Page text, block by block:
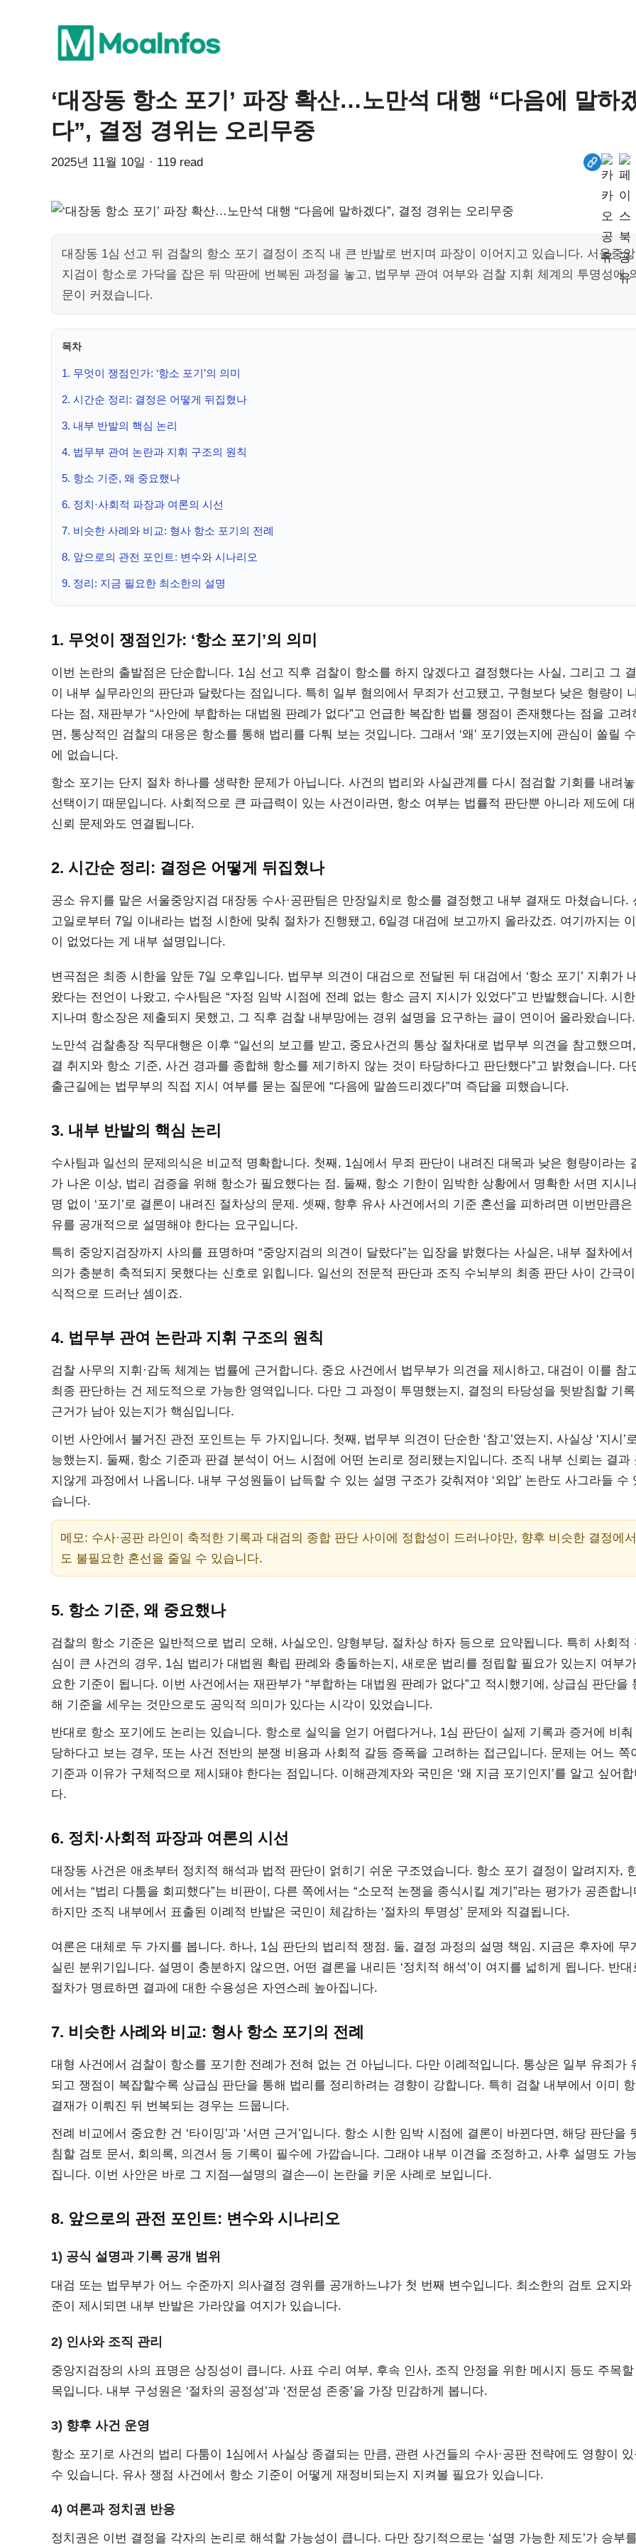
‘대장동 항소 포기’ 파장 확산…노만석 대행 “다음에 말하
다”, 결정 경위는 오리무중
2025년 11월 10일 · 119 read
대장동 1심 선고 뒤 검찰의 항소 포기 결정이 조직 내 큰 반발로 번지며 파장이 이어지고 있습니다. 서울중앙
지검이 항소로 가닥을 잡은 뒤 막판에 번복된 과정을 놓고, 법무부 관여 여부와 검찰 지휘 체계의 투명성에
문이 커졌습니다.
목차
1. 무엇이 쟁점인가: ‘항소 포기’의 의미
2. 시간순 정리: 결정은 어떻게 뒤집혔나
3. 내부 반발의 핵심 논리
4. 법무부 관여 논란과 지휘 구조의 원칙
5. 항소 기준, 왜 중요했나
6. 정치·사회적 파장과 여론의 시선
7. 비슷한 사례와 비교: 형사 항소 포기의 전례
8. 앞으로의 관전 포인트: 변수와 시나리오
9. 정리: 지금 필요한 최소한의 설명
1. 무엇이 쟁점인가: ‘항소 포기’의 의미
이번 논란의 출발점은 단순합니다. 1심 선고 직후 검찰이 항소를 하지 않겠다고 결정했다는 사실, 그리고 그
이 내부 실무라인의 판단과 달랐다는 점입니다. 특히 일부 혐의에서 무죄가 선고됐고, 구형보다 낮은 형량이
다는 점, 재판부가 “사안에 부합하는 대법원 판례가 없다”고 언급한 복잡한 법률 쟁점이 존재했다는 점을 고려
면, 통상적인 검찰의 대응은 항소를 통해 법리를 다퉈 보는 것입니다. 그래서 ‘왜’ 포기였는지에 관심이 쏠릴
에 없습니다.
항소 포기는 단지 절차 하나를 생략한 문제가 아닙니다. 사건의 법리와 사실관계를 다시 점검할 기회를 내려
선택이기 때문입니다. 사회적으로 큰 파급력이 있는 사건이라면, 항소 여부는 법률적 판단뿐 아니라 제도에
신뢰 문제와도 연결됩니다.
2. 시간순 정리: 결정은 어떻게 뒤집혔나
공소 유지를 맡은 서울중앙지검 대장동 수사·공판팀은 만장일치로 항소를 결정했고 내부 결재도 마쳤습니다.
고일로부터 7일 이내라는 법정 시한에 맞춰 절차가 진행됐고, 6일경 대검에 보고까지 올라갔죠. 여기까지는 이
이 없었다는 게 내부 설명입니다.
변곡점은 최종 시한을 앞둔 7일 오후입니다. 법무부 의견이 대검으로 전달된 뒤 대검에서 ‘항소 포기’ 지휘가
왔다는 전언이 나왔고, 수사팀은 “자정 임박 시점에 전례 없는 항소 금지 지시가 있었다”고 반발했습니다. 시한
지나며 항소장은 제출되지 못했고, 그 직후 검찰 내부망에는 경위 설명을 요구하는 글이 연이어 올라왔습니다.
노만석 검찰총장 직무대행은 이후 “일선의 보고를 받고, 중요사건의 통상 절차대로 법무부 의견을 참고했으며
결 취지와 항소 기준, 사건 경과를 종합해 항소를 제기하지 않는 것이 타당하다고 판단했다”고 밝혔습니다. 다
출근길에는 법무부의 직접 지시 여부를 묻는 질문에 “다음에 말씀드리겠다”며 즉답을 피했습니다.
3. 내부 반발의 핵심 논리
수사팀과 일선의 문제의식은 비교적 명확합니다. 첫째, 1심에서 무죄 판단이 내려진 대목과 낮은 형량이라는
가 나온 이상, 법리 검증을 위해 항소가 필요했다는 점. 둘째, 항소 기한이 임박한 상황에서 명확한 서면 지시
명 없이 ‘포기’로 결론이 내려진 절차상의 문제. 셋째, 향후 유사 사건에서의 기준 혼선을 피하려면 이번만큼은
유를 공개적으로 설명해야 한다는 요구입니다.
특히 중앙지검장까지 사의를 표명하며 “중앙지검의 의견이 달랐다”는 입장을 밝혔다는 사실은, 내부 절차에서
의가 충분히 축적되지 못했다는 신호로 읽힙니다. 일선의 전문적 판단과 조직 수뇌부의 최종 판단 사이 간극
식적으로 드러난 셈이죠.
4. 법무부 관여 논란과 지휘 구조의 원칙
검찰 사무의 지휘·감독 체계는 법률에 근거합니다. 중요 사건에서 법무부가 의견을 제시하고, 대검이 이를 참
최종 판단하는 건 제도적으로 가능한 영역입니다. 다만 그 과정이 투명했는지, 결정의 타당성을 뒷받침할 기
근거가 남아 있는지가 핵심입니다.
이번 사안에서 불거진 관전 포인트는 두 가지입니다. 첫째, 법무부 의견이 단순한 ‘참고’였는지, 사실상 ‘지시’로
능했는지. 둘째, 항소 기준과 판결 분석이 어느 시점에 어떤 논리로 정리됐는지입니다. 조직 내부 신뢰는 결과
지않게 과정에서 나옵니다. 내부 구성원들이 납득할 수 있는 설명 구조가 갖춰져야 ‘외압’ 논란도 사그라들 수
습니다.
메모: 수사·공판 라인이 축적한 기록과 대검의 종합 판단 사이에 정합성이 드러나야만, 향후 비슷한 결정에서
도 불필요한 혼선을 줄일 수 있습니다.
5. 항소 기준, 왜 중요했나
검찰의 항소 기준은 일반적으로 법리 오해, 사실오인, 양형부당, 절차상 하자 등으로 요약됩니다. 특히 사회적
심이 큰 사건의 경우, 1심 법리가 대법원 확립 판례와 충돌하는지, 새로운 법리를 정립할 필요가 있는지 여부
요한 기준이 됩니다. 이번 사건에서는 재판부가 “부합하는 대법원 판례가 없다”고 적시했기에, 상급심 판단을
해 기준을 세우는 것만으로도 공익적 의미가 있다는 시각이 있었습니다.
반대로 항소 포기에도 논리는 있습니다. 항소로 실익을 얻기 어렵다거나, 1심 판단이 실제 기록과 증거에 비춰
당하다고 보는 경우, 또는 사건 전반의 분쟁 비용과 사회적 갈등 증폭을 고려하는 접근입니다. 문제는 어느 쪽
기준과 이유가 구체적으로 제시돼야 한다는 점입니다. 이해관계자와 국민은 ‘왜 지금 포기인지’를 알고 싶어합
다.
6. 정치·사회적 파장과 여론의 시선
대장동 사건은 애초부터 정치적 해석과 법적 판단이 얽히기 쉬운 구조였습니다. 항소 포기 결정이 알려지자,
에서는 “법리 다툼을 회피했다”는 비판이, 다른 쪽에서는 “소모적 논쟁을 종식시킬 계기”라는 평가가 공존합니
하지만 조직 내부에서 표출된 이례적 반발은 국민이 체감하는 ‘절차의 투명성’ 문제와 직결됩니다.
여론은 대체로 두 가지를 봅니다. 하나, 1심 판단의 법리적 쟁점. 둘, 결정 과정의 설명 책임. 지금은 후자에 무
실린 분위기입니다. 설명이 충분하지 않으면, 어떤 결론을 내리든 ‘정치적 해석’이 여지를 넓히게 됩니다. 반대
절차가 명료하면 결과에 대한 수용성은 자연스레 높아집니다.
7. 비슷한 사례와 비교: 형사 항소 포기의 전례
대형 사건에서 검찰이 항소를 포기한 전례가 전혀 없는 건 아닙니다. 다만 이례적입니다. 통상은 일부 유죄가
되고 쟁점이 복잡할수록 상급심 판단을 통해 법리를 정리하려는 경향이 강합니다. 특히 검찰 내부에서 이미
결재가 이뤄진 뒤 번복되는 경우는 드뭅니다.
전례 비교에서 중요한 건 ‘타이밍’과 ‘서면 근거’입니다. 항소 시한 임박 시점에 결론이 바뀐다면, 해당 판단을
침할 검토 문서, 회의록, 의견서 등 기록이 필수에 가깝습니다. 그래야 내부 이견을 조정하고, 사후 설명도 가
집니다. 이번 사안은 바로 그 지점—설명의 결손—이 논란을 키운 사례로 보입니다.
8. 앞으로의 관전 포인트: 변수와 시나리오
1) 공식 설명과 기록 공개 범위
대검 또는 법무부가 어느 수준까지 의사결정 경위를 공개하느냐가 첫 번째 변수입니다. 최소한의 검토 요지와
준이 제시되면 내부 반발은 가라앉을 여지가 있습니다.
2) 인사와 조직 관리
중앙지검장의 사의 표명은 상징성이 큽니다. 사표 수리 여부, 후속 인사, 조직 안정을 위한 메시지 등도 주목할
목입니다. 내부 구성원은 ‘절차의 공정성’과 ‘전문성 존중’을 가장 민감하게 봅니다.
3) 향후 사건 운영
항소 포기로 사건의 법리 다툼이 1심에서 사실상 종결되는 만큼, 관련 사건들의 수사·공판 전략에도 영향이 있
수 있습니다. 유사 쟁점 사건에서 항소 기준이 어떻게 재정비되는지 지켜볼 필요가 있습니다.
4) 여론과 정치권 반응
정치권은 이번 결정을 각자의 논리로 해석할 가능성이 큽니다. 다만 장기적으로는 ‘설명 가능한 제도’가 승부